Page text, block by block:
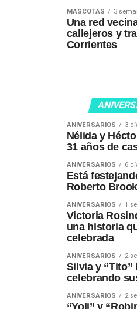
MASCOTAS 3
Una red
callejeros y
Corrientes
ANIVERSARIOS 3
Nélida y
31 años de
ANIVERSARIOS 6
Está
Roberto
ANIVERSARIOS 1
Victoria
una historia
celebrada
ANIVERSARIOS 2
Silvia y “Tito”
celebrando
ANIVERSARIOS 2
“Yoli” y